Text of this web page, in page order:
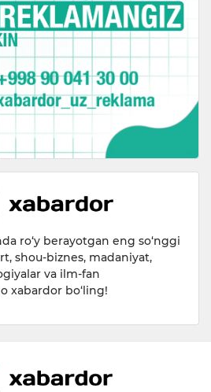
ro‘y berayotgan eng so‘nggi
shou-biznes, madaniyat,
va ilm-fan
xabardor bo‘ling!